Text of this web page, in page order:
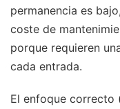
permanencia es
coste de
porque requieren
cada entrada.
El enfoque correcto